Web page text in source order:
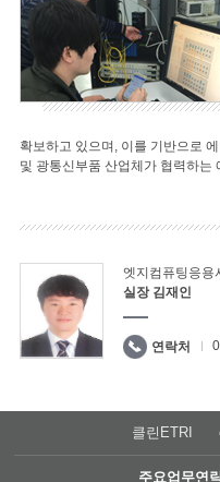
확보하고 있으며, 이를 기반으로
및 광통신부품 산업체가 협력하는
엣지컴퓨팅응용
실장 김재인
연락처
클린ETRI
주요업무연